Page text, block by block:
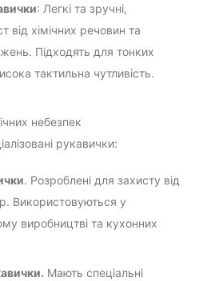
: Легкі та зручні,
від хімічних речовин та
Підходять для тонких
тактильна чутливість.
небезпек
рукавички:
. Розроблені для захисту від
Використовуються у
виробництві та кухонних
Мають спеціальні